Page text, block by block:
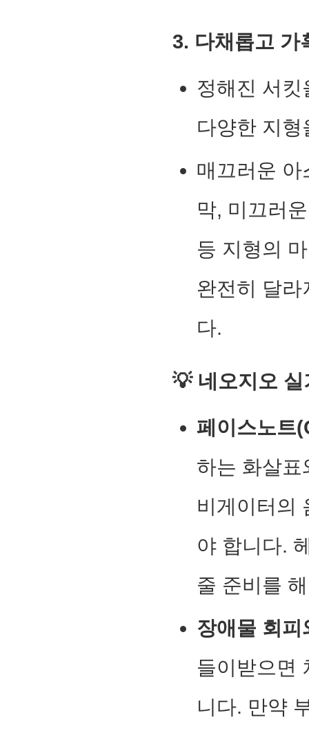
3. 다채롭고 가
정해진 서
다양한 지
매끄러운 아
막, 미끄러
등 지형의
완전히 달
다.
💡 네오지오
페이스노트
하는 화살표
비게이터의
야 합니다.
줄 준비를
장애물 회피
들이받으면
니다. 만약